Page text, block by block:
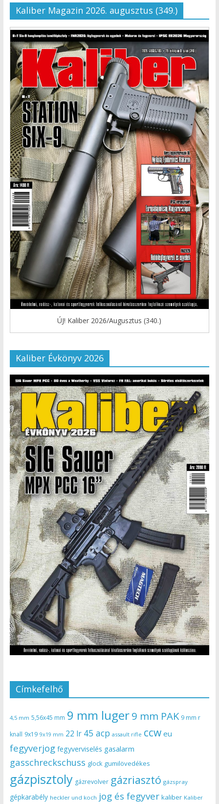
Kaliber Magazin 2026. augusztus (349.)
ÚJ! Kaliber 2026/Augusztus (340.)
Kaliber Évkönyv 2026
Címkefelhő
4,5 mm 5,56x45 mm 9 mm luger9 mm PAK 9 mm r
knall 9x19 9x19 mm 22 lr 45 acp assault rifle ccw eu
fegyverjog fegyverviselés gasalarm
gasschreckschuss glock gumilövedékes
gázpisztoly gázrevolver gázriasztó gázspray
gépkarabély heckler und koch jog és fegyver kaliber Kaliber